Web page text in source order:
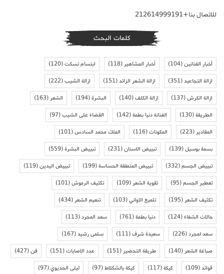
للاتصال بنا+212614999191
كلمات البحث
أخبار الفنانين(104) أخبار المشاهير(118) ابتسام تسكت(120)
ازالة التجاعيد(351) ازالة الشعر الزائد(151) ازالة الشيب(222)
ازالة الكرش(137) ازالة الكلف(140) البشرة(194) الشعر(163)
الطريقة(130) الفنانة دنيا بطمة(142) القضاء على الشيب(97)
المقادير(223) المكونات(116) الملك محمد السادس(101)
بسمة بوسيل(139) تبييض الاسنان(231) تبييض البشرة(559)
تبييض الجسم(332) تبييض المنطقة الحساسة(199) تبييض اليدين(119)
تعطير الجسم(95) تقوية الشعر(109) تكثيف الرموش(101)
تكثيف الشعر(195) تلميع الاواني(103) تنعيم الشعر(434)
حالات الشفاء(124) دنيا بطمة(761) سعد المجرد(113)
سعد لمجرد(226) سعيدة شرف(111) سلمى رشيد(167)
صباغة الشعر(140) طريقة التحضير(151) عدد الاصابات(151) فن(427)
فوائد(109) كيكة(117) كيكة بالشكلاط(97) ليلى الحديوي(97)